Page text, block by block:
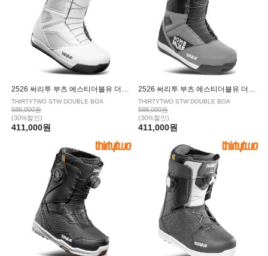
2526 써리투 부츠 에스티더블유 더블보아 WHITE
THIRTYTWO STW DOUBLE BOA
588,000원
(30%할인)
411,000원
2526 써리투 부츠 에스티더블유 더블보아 밤홀 GRAY BLACK BLUE
THIRTYTWO STW DOUBLE BOA
588,000원
(30%할인)
411,000원